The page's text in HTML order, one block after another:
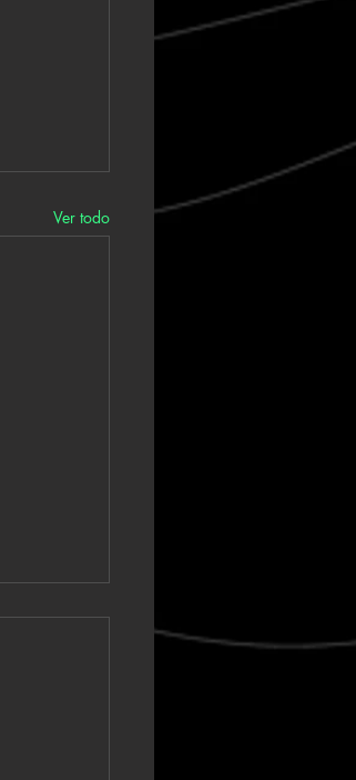
Ver todo